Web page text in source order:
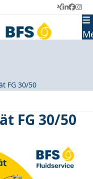
Xing
FG 30/50
FG 30/50